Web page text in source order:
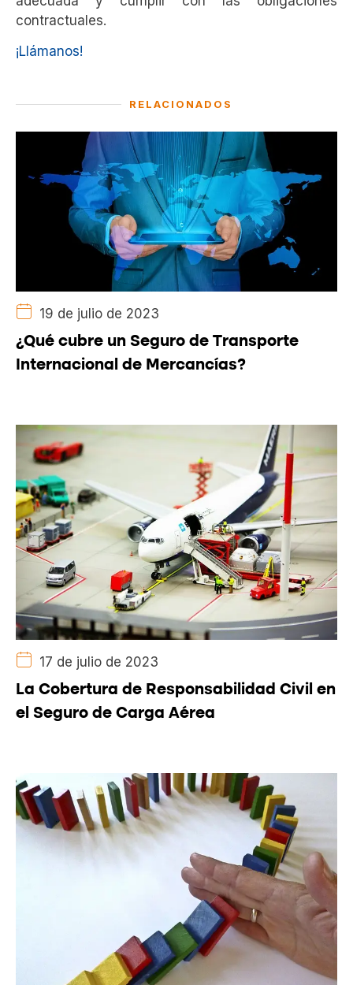
contractuales.
¡Llámanos!
RELACIONADOS
19 de julio de 2023
¿Qué cubre un Seguro de Transporte
Internacional de Mercancías?
17 de julio de 2023
La Cobertura de Responsabilidad Civil en
el Seguro de Carga Aérea